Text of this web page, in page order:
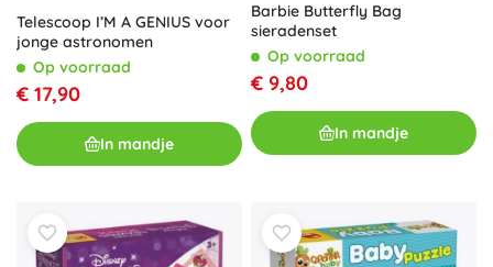
Telescoop I’M A GENIUS voor
jonge astronomen
Op voorraad
€ 17,90
In mandje
Barbie Butterfly Bag
sieradenset
Op voorraad
€ 9,80
In mandje